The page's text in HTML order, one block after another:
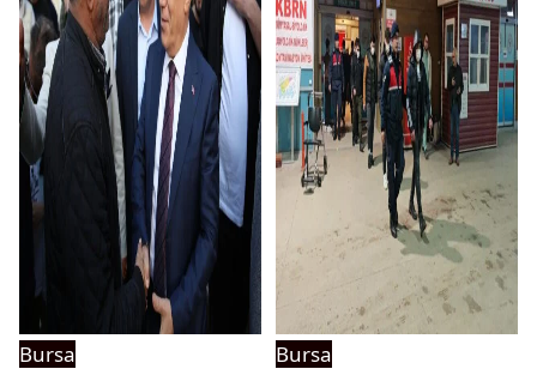
Bursa
Bursa